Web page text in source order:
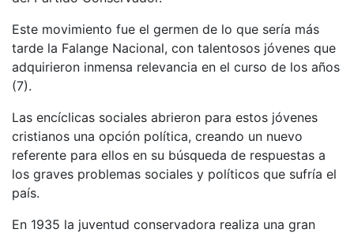
Este movimiento fue el germen de lo que sería más
tarde la Falange Nacional, con talentosos jóvenes que
adquirieron inmensa relevancia en el curso de los años
(7).
Las encíclicas sociales abrieron para estos jóvenes
cristianos una opción política, creando un nuevo
referente para ellos en su búsqueda de respuestas a
los graves problemas sociales y políticos que sufría el
país.
En 1935 la juventud conservadora realiza una gran